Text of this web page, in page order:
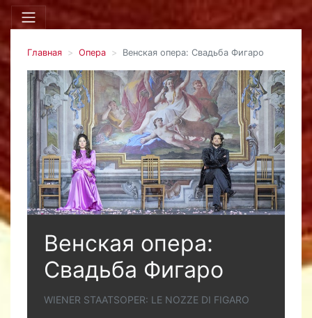
Главная Опера Венская опера: Свадьба Фигаро
Венская опера:
Свадьба Фигаро
WIENER STAATSOPER: LE NOZZE DI FIGARO